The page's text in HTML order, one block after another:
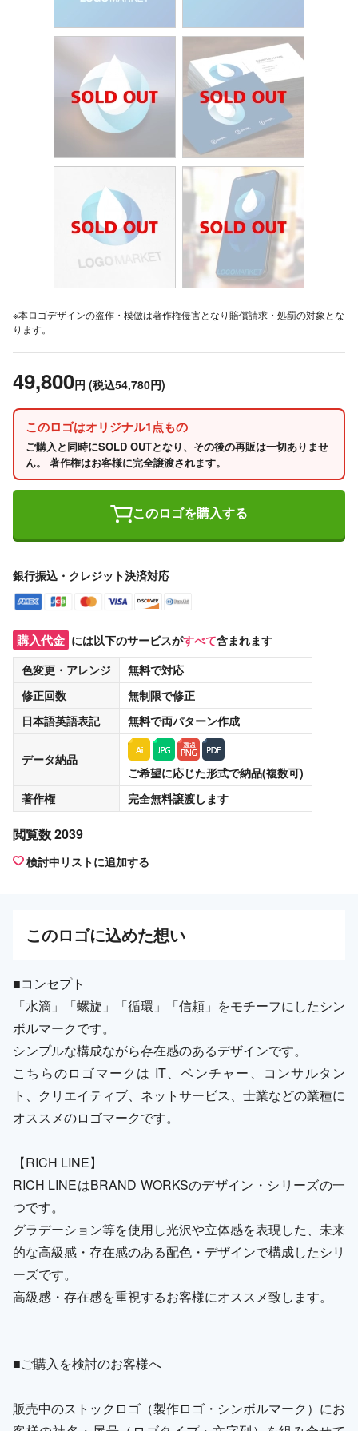
※本ロゴデザインの盗作・模倣は著作権侵害となり賠償請求・処罰の対象とな
ります。
49,800円 (税込54,780円)
このロゴはオリジナル1点もの
ご購入と同時にSOLD OUTとなり、その後の再販は一切ありませ
ん。 著作権はお客様に完全譲渡されます。
このロゴを購入する
銀行振込・クレジット決済対応
購入代金 には以下のサービスがすべて含まれます
色変更・アレンジ
無料で対応
修正回数
無制限で修正
日本語英語表記
無料で両パターン作成
データ納品
ご希望に応じた形式で納品(複数可)
著作権
完全無料譲渡します
閲覧数 2039
検討中リストに追加する
このロゴに込めた想い
■コンセプト
「水滴」「螺旋」「循環」「信頼」をモチーフにしたシン
ボルマークです。
シンプルな構成ながら存在感のあるデザインです。
こちらのロゴマークは IT、ベンチャー、コンサルタン
ト、クリエイティブ、ネットサービス、士業などの業種に
オススメのロゴマークです。
【RICH LINE】
RICH LINEはBRAND WORKSのデザイン・シリーズの一
つです。
グラデーション等を使用し光沢や立体感を表現した、未来
的な高級感・存在感のある配色・デザインで構成したシリ
ーズです。
高級感・存在感を重視するお客様にオススメ致します。
■ご購入を検討のお客様へ
販売中のストックロゴ（製作ロゴ・シンボルマーク）にお